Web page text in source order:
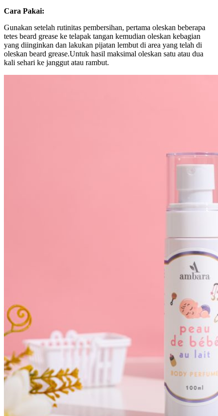
Cara Pakai:
Gunakan setelah rutinitas pembersihan, pertama oleskan beberapa
tetes beard grease ke telapak tangan kemudian oleskan kebagian
yang diinginkan dan lakukan pijatan lembut di area yang telah di
oleskan beard grease.Untuk hasil maksimal oleskan satu atau dua
kali sehari ke janggut atau rambut.